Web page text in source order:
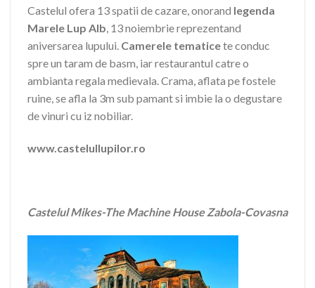
Castelul ofera 13 spatii de cazare, onorand legenda
Marele Lup Alb, 13 noiembrie reprezentand
aniversarea lupului. Camerele tematicete conduc
spre un taram de basm, iar restaurantul catre o
ambianta regala medievala. Crama, aflata pe fostele
ruine, se afla la 3m sub pamant si imbie la o degustare
de vinuri cu iz nobiliar.
www.castelullupilor.ro
Castelul Mikes-The Machine House Zabola-Covasna